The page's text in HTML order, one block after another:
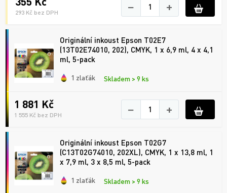
293 Kč bez DPH − +
Originální inkoust Epson T02E7
(13T02E74010, 202), CMYK, 1 x 6,9 ml, 4 x 4,1
ml, 5-pack
1 zlaťák Skladem > 9 ks
1 881 Kč
1 555 Kč bez DPH − +
Originální inkoust Epson T02G7
(C13T02G74010, 202XL), CMYK, 1 x 13,8 ml, 1
x 7,9 ml, 3 x 8,5 ml, 5-pack
1 zlaťák Skladem > 9 ks